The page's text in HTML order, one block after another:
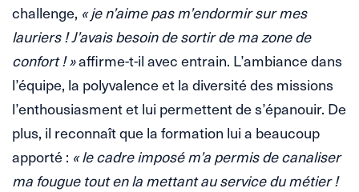
challenge, « je n’aime pas m’endormir sur mes
lauriers ! J’avais besoin de sortir de ma zone de
confort ! »affirme-t-il avec entrain. L’ambiance dans
l’équipe, la polyvalence et la diversité des missions
l’enthousiasment et lui permettent de s’épanouir. De
plus, il reconnaît que la formation lui a beaucoup
apporté : « le cadre imposé m’a permis de canaliser
ma fougue tout en la mettant au service du métier !